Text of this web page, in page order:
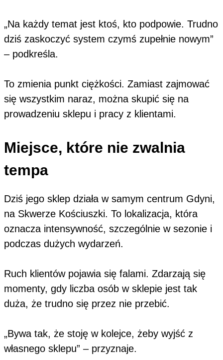
„Na każdy temat jest ktoś, kto podpowie. Trudno
dziś zaskoczyć system czymś zupełnie nowym”
– podkreśla.
To zmienia punkt ciężkości. Zamiast zajmować
się wszystkim naraz, można skupić się na
prowadzeniu sklepu i pracy z klientami.
Miejsce, które nie zwalnia
tempa
Dziś jego sklep działa w samym centrum Gdyni,
na Skwerze Kościuszki. To lokalizacja, która
oznacza intensywność, szczególnie w sezonie i
podczas dużych wydarzeń.
Ruch klientów pojawia się falami. Zdarzają się
momenty, gdy liczba osób w sklepie jest tak
duża, że trudno się przez nie przebić.
„Bywa tak, że stoję w kolejce, żeby wyjść z
własnego sklepu” – przyznaje.